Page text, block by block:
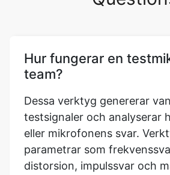
Hur fungerar en
team?
Dessa verktyg genererar
testsignaler och analyserar
eller mikrofonens svar.
parametrar som
distorsion, impulssvar och